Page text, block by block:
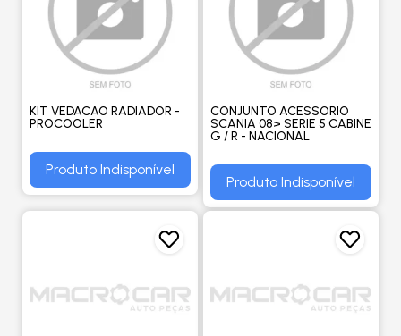
KIT VEDACAO RADIADOR -
PROCOOLER
Produto Indisponível
CONJUNTO ACESSORIO
SCANIA 08> SERIE 5 CABINE
G / R - NACIONAL
Produto Indisponível